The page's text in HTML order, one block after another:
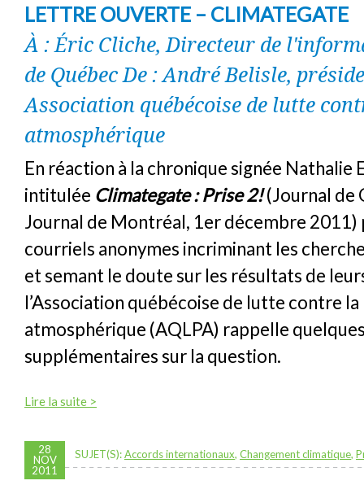
LETTRE OUVERTE – CLIMATEGATE
À : Éric Cliche, Directeur de
de Québec De : André Belisle,
Association québécoise de lutte
atmosphérique
En réaction à la chronique signée Nathalie
intitulée Climategate : Prise 2!(Journal de
Journal de Montréal, 1er décembre 2011)
courriels anonymes incriminant les
et semant le doute sur les résultats de
l’Association québécoise de lutte contre
atmosphérique (AQLPA) rappelle
supplémentaires sur la question.
Lire la suite >
28
NOV
2011
SUJET(S):Accords internationaux, Changement climatique,